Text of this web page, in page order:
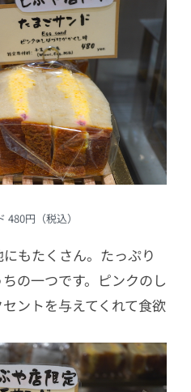
480円（税込）
もたくさん。たっぷり
の一つです。ピンクのし
ントを与えてくれて食欲